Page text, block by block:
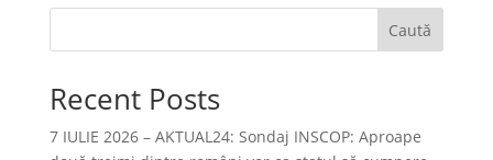
Caută
Recent Posts
7 IULIE 2026 – AKTUAL24: Sondaj INSCOP: Aproape